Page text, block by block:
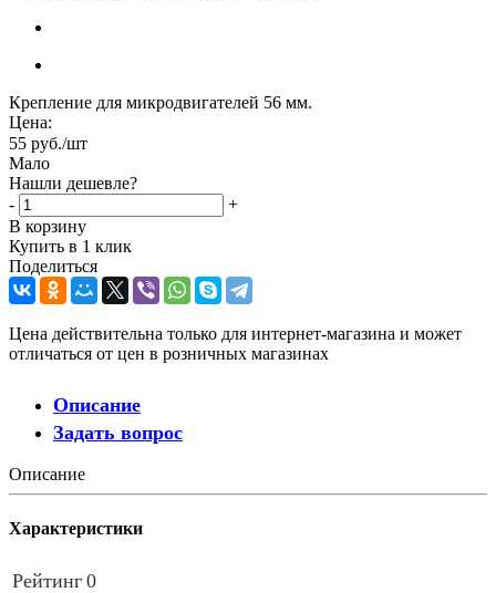
Крепление для микродвигателей 56 мм.
Цена:
55 руб./шт
Мало
Нашли дешевле?
-
+
В корзину
Купить в 1 клик
Поделиться
Цена действительна только для интернет-магазина и может
отличаться от цен в розничных магазинах
Описание
Задать вопрос
Описание
Характеристики
Рейтинг 0